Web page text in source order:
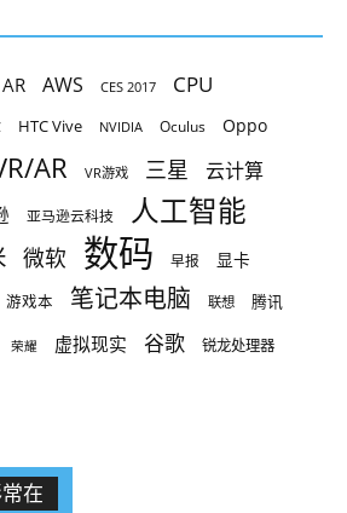
AR AWS CES 2017 CPU
HTC Vive NVIDIA Oculus Oppo
AR VR游戏 三星 云计算
亚马逊云科技 人工智能
微软 数码 早报 显卡
游戏本 笔记本电脑 联想 腾讯
荣耀 虚拟现实 谷歌 锐龙处理器
在